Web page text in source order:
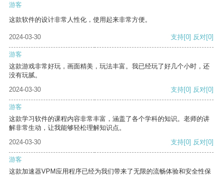
游客
这款软件的设计非常人性化，使用起来非常方便。
2024-03-30 支持[0] 反对[0]
游客
这款游戏非常好玩，画面精美，玩法丰富。我已经玩了好几个小时，还
没有玩腻。
2024-03-30
支持[0] 反对[0]
游客
这款学习软件的课程内容非常丰富，涵盖了各个学科的知识。老师的讲
解非常生动，让我能够轻松理解知识点。
2024-03-30
支持[0] 反对[0]
游客
这款加速器VPM应用程序已经为我们带来了无限的流畅体验和安全性保